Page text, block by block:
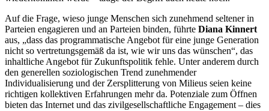
Auf die Frage, wieso junge Menschen sich zunehmend seltener in
Parteien engagieren und an Parteien binden, führte Diana Kinnert
aus, „dass das programmatische Angebot für eine junge Generation
nicht so vertretungsgemäß da ist, wie wir uns das wünschen“, das
inhaltliche Angebot für Zukunftspolitik fehle. Unter anderem durch
den generellen soziologischen Trend zunehmender
Individualisierung und der Zersplitterung von Milieus seien keine
richtigen kollektiven Erfahrungen mehr da. Potenziale zum Öffnen
bieten das Internet und das zivilgesellschaftliche Engagement – dies